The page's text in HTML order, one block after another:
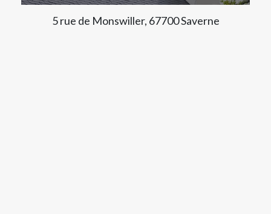
5 rue de Monswiller, 67700 Saverne